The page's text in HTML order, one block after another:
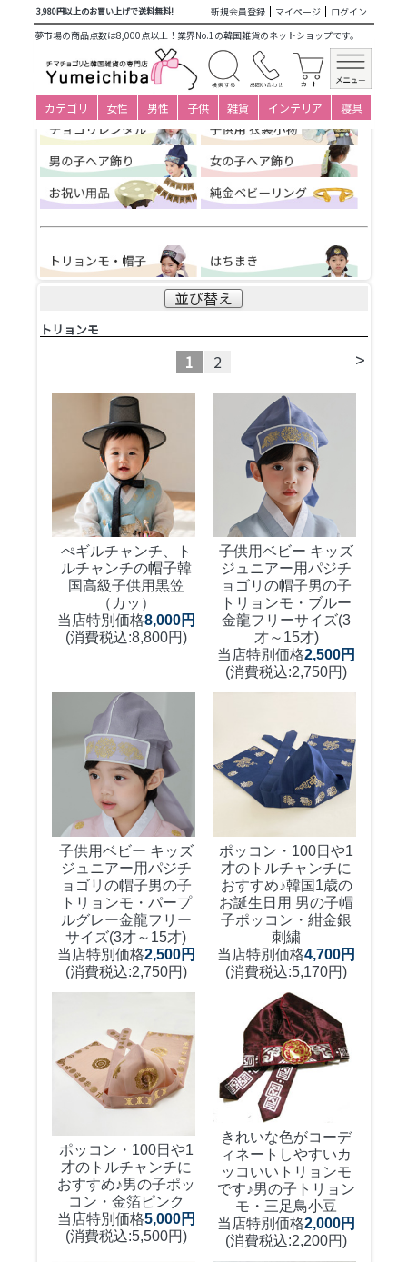
3,980円以上のお買い上げで送料無料! 新規会員登録 マイページ
ログイン
夢市場の商品点数は8,000点以上！業界No.1の韓国雑貨のネットショップです。
カテゴリ 女性 男性 子供 雑貨 インテリア 寝具
商品カテゴリ一覧>子供衣装小物下着>男の子ヘア用品> ト
リョンモ
並び替え
トリョンモ
>
1 2
ぺギルチャンチ、ト
ルチャンチの帽子韓
国高級子供用黒笠
（カッ）
当店特別価格8,000円
(消費税込:8,800円)
子供用ベビー キッズ
ジュニアー用パジチ
ョゴリの帽子男の子
トリョンモ・ブルー
金龍フリーサイズ(3
才～15才)
当店特別価格2,500円
(消費税込:2,750円)
子供用ベビー キッズ
ジュニアー用パジチ
ョゴリの帽子男の子
トリョンモ・パープ
ルグレー金龍フリー
サイズ(3才～15才)
当店特別価格2,500円
(消費税込:2,750円)
ポッコン・100日や1
才のトルチャンチに
おすすめ♪韓国1歳の
お誕生日用 男の子帽
子ポッコン・紺金銀
刺繍
当店特別価格4,700円
(消費税込:5,170円)
ポッコン・100日や1
才のトルチャンチに
おすすめ♪男の子ポッ
コン・金箔ピンク
当店特別価格5,000円
(消費税込:5,500円)
きれいな色がコーデ
ィネートしやすいカ
ッコいいトリョンモ
です♪男の子トリョン
モ・三足鳥小豆
当店特別価格2,000円
(消費税込:2,200円)